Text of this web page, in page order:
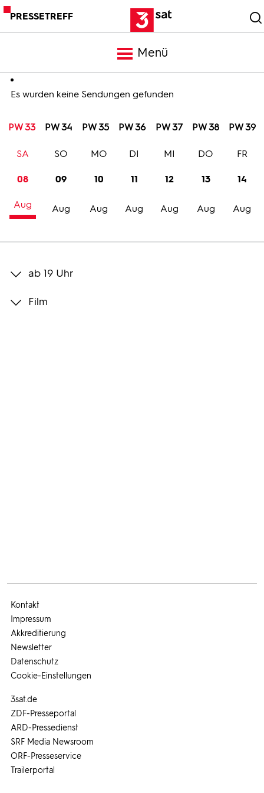
PRESSETREFF
Menü
Meldungen
Programm
Trailer
Bilder
Es wurden keine Sendungen gefunden
PW 33 PW 34 PW 35 PW 36 PW 37 PW 38 PW 39
08
Aug
SA
09
Aug
SO
10
Aug
MO
11
Aug
DI
12
Aug
MI
13
Aug
DO
14
Aug
FR
ab 19 Uhr
Film
3sat.de
ZDF-Presseportal
ARD-Pressedienst
SRF Media Newsroom
ORF-Presseservice
Trailerportal
Kontakt
Impressum
Akkreditierung
Newsletter
Datenschutz
Cookie-Einstellungen